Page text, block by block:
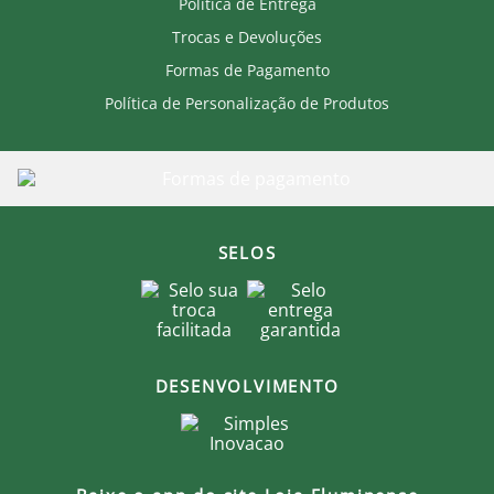
Lavar com água fria.
Lavar e passar do lado avesso.
Passar em temperatura baixa e não passar a
Secar no varal, na sombra.
Ao comprar um produto oficial você fortalece seu
clube que recebe royalties com a venda de cada
Trocas e Devoluções
Formas de Pagamento
Política de Personalização de Produtos
SELOS
DESENVOLVIMENTO